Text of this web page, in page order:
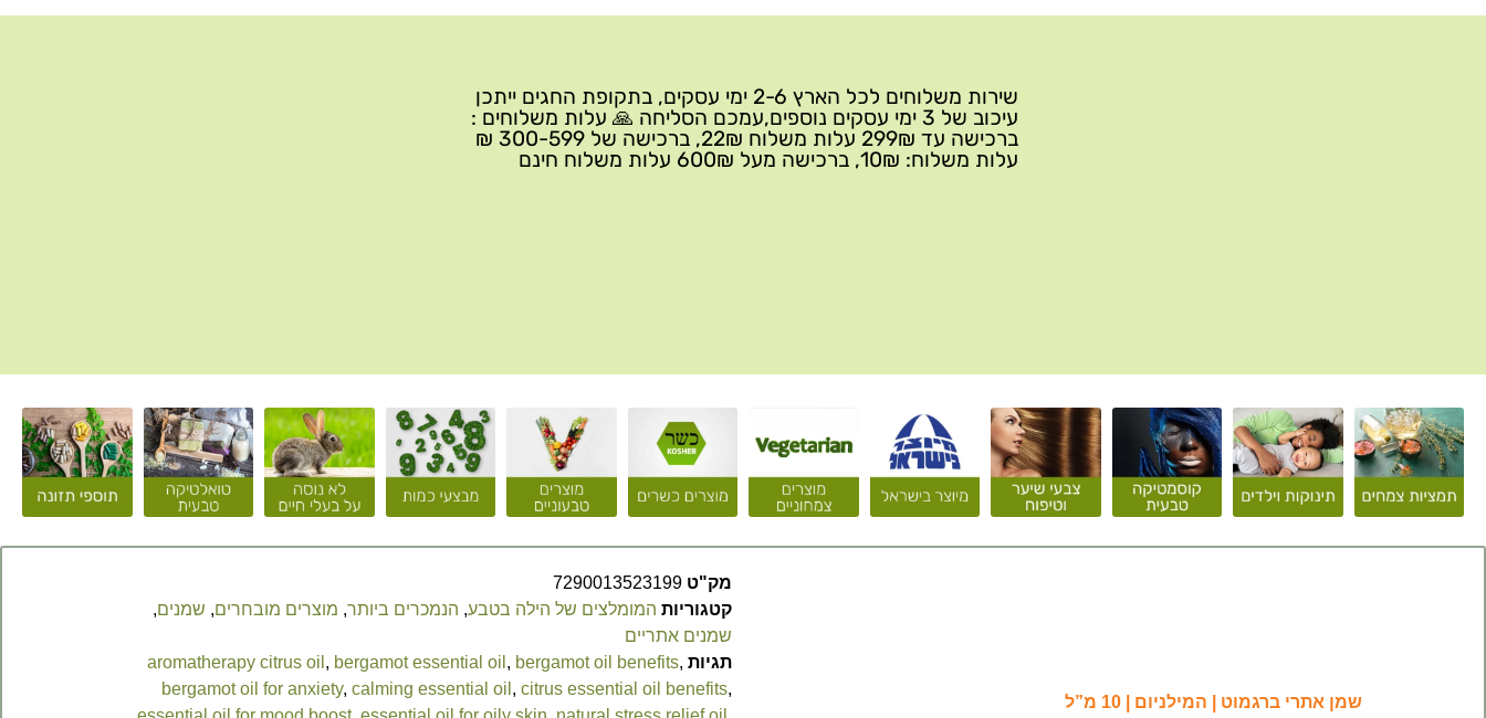
שירות משלוחים לכל הארץ 2-6 ימי עסקים, בתקופת החגים ייתכן
עיכוב של 3 ימי עסקים נוספים,עמכם הסליחה 🙏 עלות משלוחים :
ברכישה עד 299₪ עלות משלוח 22₪, ברכישה של 300-599 ₪
עלות משלוח: 10₪, ברכישה מעל 600₪ עלות משלוח חינם
שמן אתרי ברגמוט | המילניום | 10 מ”ל
מק"ט 7290013523199
קטגוריות המומלצים של הילה בטבע, הנמכרים ביותר, מוצרים מובחרים, שמנים,
שמנים אתריים
תגיות
aromatherapy citrus oil , bergamot essential oil , bergamot oil benefits,
bergamot oil for anxiety, calming essential oil , citrus essential oil benefits,